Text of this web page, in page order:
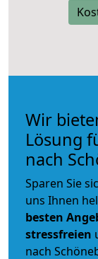
Wir
Lösung
nach
Sparen Sie
uns Ihnen
besten
stressfreien
nach